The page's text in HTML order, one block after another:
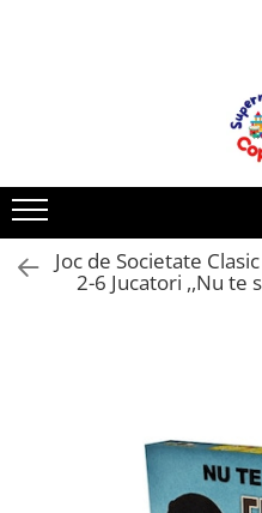
Accesorii pentru petrecere
Baloane
Mobila gradina & terasa
Carti de Povesti pentru Copii
Rechizite si papetarie pentru
Joc de Societate
2-6 Jucatori ,,Nu te